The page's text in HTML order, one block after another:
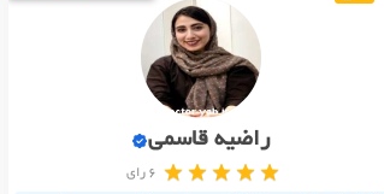
راضیه قاسمی
6 رای